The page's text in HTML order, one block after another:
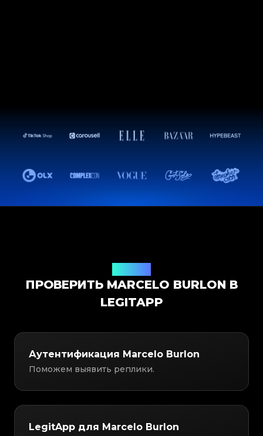
ПРОВЕРИТЬ MARCELO BURLON В
LEGITAPP
Аутентификация Marcelo Burlon
Поможем выявить реплики.
LegitApp для Marcelo Burlon